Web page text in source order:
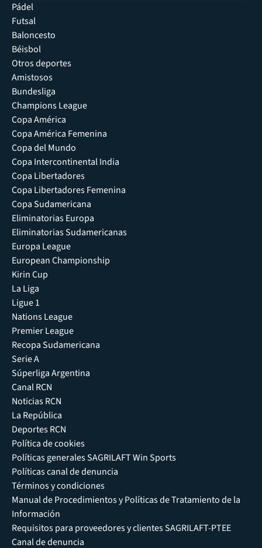
Pádel
Futsal
Baloncesto
Béisbol
Otros deportes
Amistosos
Bundesliga
Champions League
Copa América
Copa América Femenina
Copa del Mundo
Copa Intercontinental India
Copa Libertadores
Copa Libertadores Femenina
Copa Sudamericana
Eliminatorias Europa
Eliminatorias Sudamericanas
Europa League
European Championship
Kirin Cup
La Liga
Ligue 1
Nations League
Premier League
Recopa Sudamericana
Serie A
Súperliga Argentina
Canal RCN
Noticias RCN
La República
Deportes RCN
Política de cookies
Políticas generales SAGRILAFT Win Sports
Políticas canal de denuncia
Términos y condiciones
Manual de Procedimientos y Políticas de Tratamiento de la
Información
Requisitos para proveedores y clientes SAGRILAFT-PTEE
Canal de denuncia